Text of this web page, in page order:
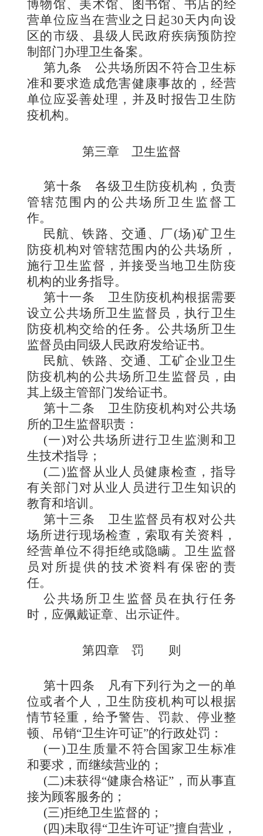
博物馆、美术馆、图书馆、书店的经
营单位应当在营业之日起30天内向设
区的市级、县级人民政府疾病预防控
制部门办理卫生备案。
第九条 公共场所因不符合卫生标
准和要求造成危害健康事故的，经营
单位应妥善处理，并及时报告卫生防
疫机构。
第三章 卫生监督
第十条 各级卫生防疫机构，负责
管辖范围内的公共场所卫生监督工
作。
民航、铁路、交通、 厂(场)矿卫生
防疫机构对管辖范围内的公共场所，
施行卫生监督，并接受当地卫生防疫
机构的业务指导。
第十一条 卫生防疫机构根据需要
设立公共场所卫生监督员，执行卫生
防疫机构交给的任务。公共场所卫生
监督员由同级人民政府发给证书。
民航、铁路、交通、工矿企业卫生
防疫机构的公共场所卫生监督员，由
其上级主管部门发给证书。
第十二条 卫生防疫机构对公共场
所的卫生监督职责：
(一)对公共场所进行卫生监测和卫
生技术指导；
(二)监督从业人员健康检查，指导
有关部门对从业人员进行卫生知识的
教育和培训。
第十三条 卫生监督员有权对公共
场所进行现场检查，索取有关资料，
经营单位不得拒绝或隐瞒。卫生监督
员对所提供的技术资料有保密的责
任。
公共场所卫生监督员在执行任务
时，应佩戴证章、出示证件。
第四章 罚 则
第十四条 凡有下列行为之一的单
位或者个人，卫生防疫机构可以根据
情节轻重，给予警告、罚款、停业整
顿、吊销“卫生许可证”的行政处罚：
(一)卫生质量不符合国家卫生标准
和要求，而继续营业的；
(二)未获得“健康合格证”，而从事直
接为顾客服务的；
(三)拒绝卫生监督的；
(四)未取得“卫生许可证”擅自营业，